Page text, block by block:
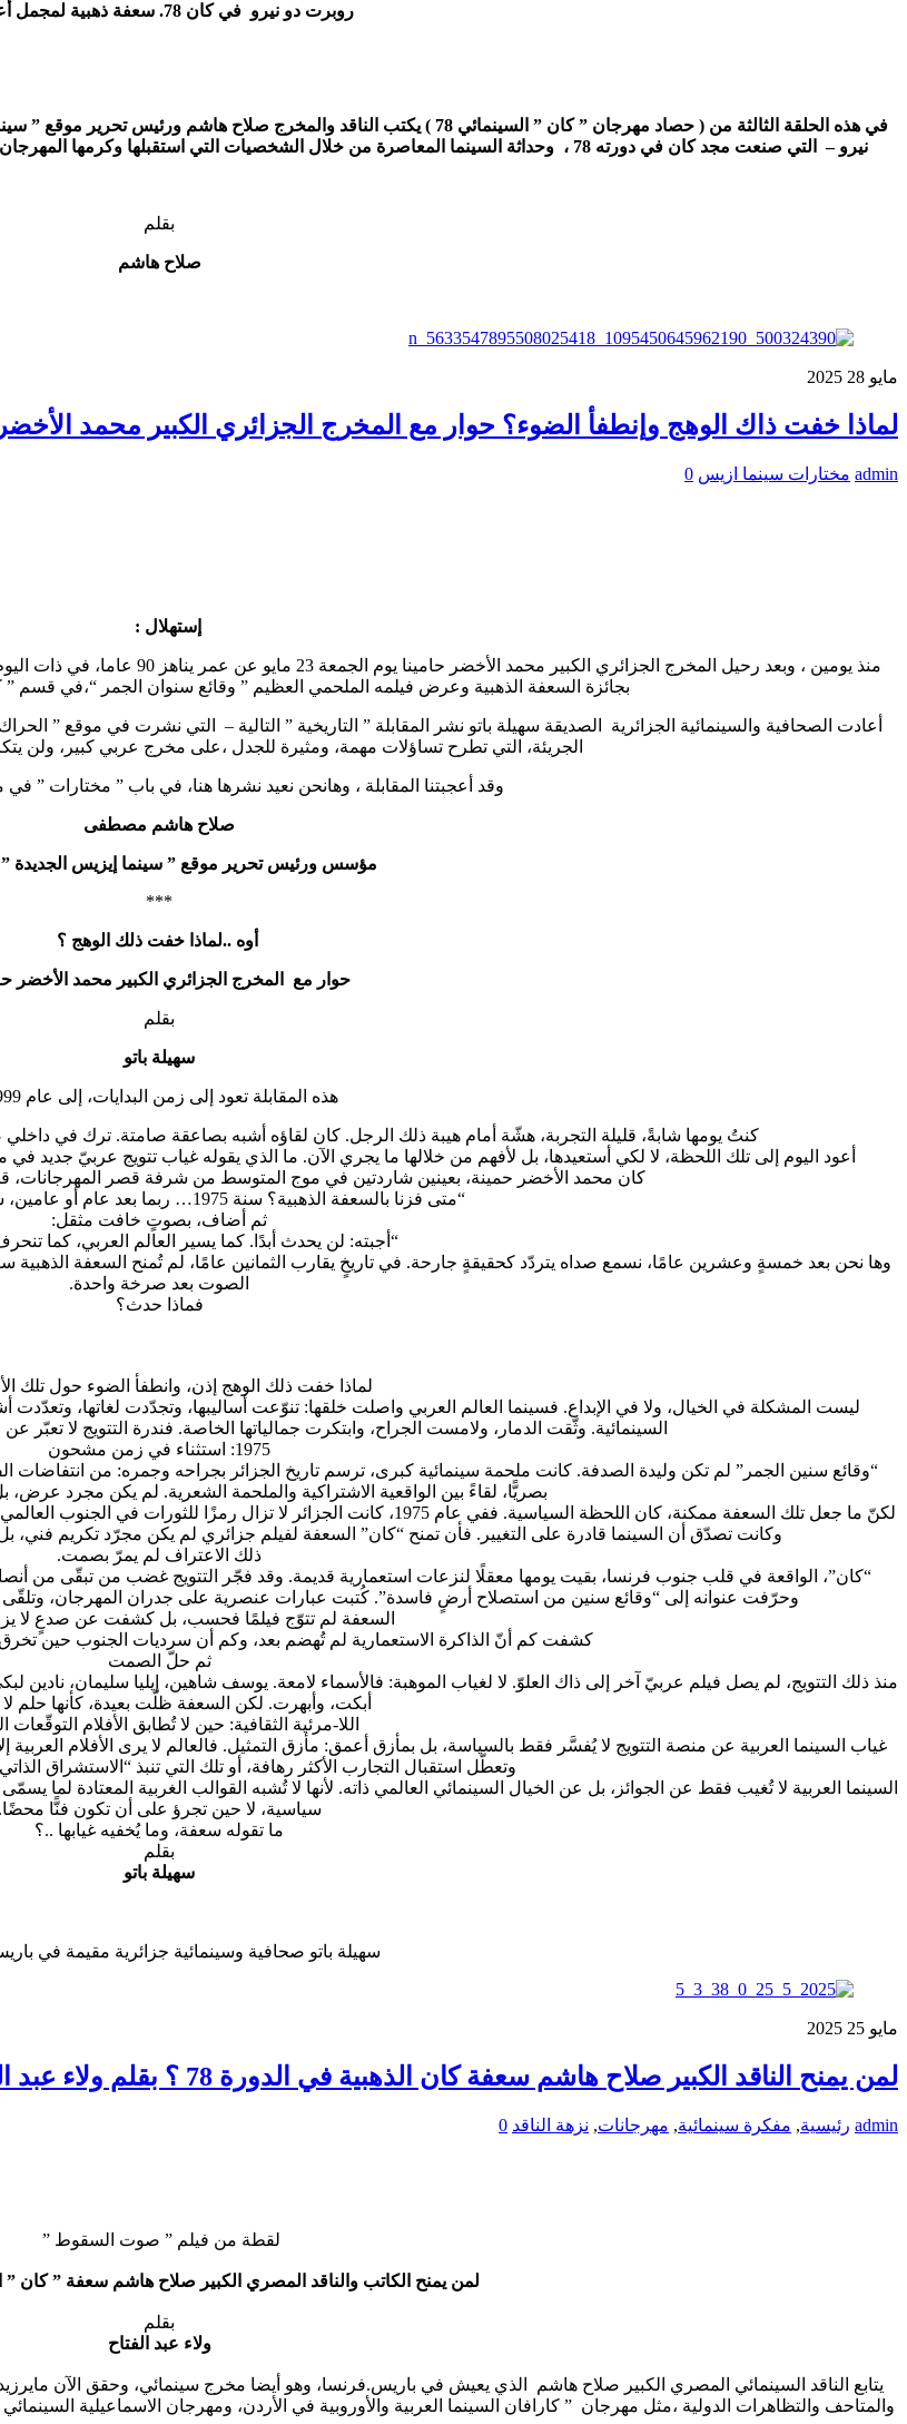
روبرت دو نيرو في كان 78. سعفة ذهبية لمجمل أعماله
في هذه الحلقة الثالثة من ( حصاد مهرجان ” كان ” السينمائي 78 ) يكتب الناقد
نيرو – التي صنعت مجد كان في دورته 78 ، وحداثة السينما المعاصرة من خلال الشخصيات التي استقبلها وكرمها المهرجان ، و الأفلام التي عرضها في علاقتها بالتاريخ، والذاكرة ومشاكل وأزمات عصرنا
بقلم
صلاح هاشم
مايو 28
2025
لماذا خفت ذاك الوهج وإنطفأ الضوء؟ حوار مع المخرج الجزائري الكبير محمد الأخضر
admin مختارات سينما ازيس 0
إستهلال :
بجائزة السعفة الذهبية وعرض فيلمه الملحمي العظيم ” وقائع سنوان الجمر “،في قسم
الجريئة، التي تطرح تساؤلات مهمة، ومثيرة للجدل ،على مخرج عربي كبير، ولن
وقد أعجبتنا المقابلة ، وهانحن نعيد نشرها هنا، في باب ” مختارات ”
صلاح هاشم مصطفى
مؤسس ورئيس تحرير موقع ” سينما إيزيس الجديدة ”
***
أوه ..لماذا خفت ذلك الوهج ؟
حوار مع المخرج الجزائري الكبير محمد الأخضر
بقلم
سهيلة باتو
هذه المقابلة تعود إلى زمن البدايات، إلى عام 1999.
كنتُ يومها شابةً، قليلة التجربة، هشّة أمام هيبة ذلك الرجل. كان لقاؤه أشبه بصاعقة صامتة. ترك في
أعود اليوم إلى تلك اللحظة، لا لكي أستعيدها، بل لأفهم من خلالها ما يجري الآن. ما الذي يقوله غياب تتويج عربيّ جديد
كان محمد الأخضر حمينة، بعينين شاردتين في موج المتوسط من شرفة قصر المهرجانات،
“متى فزنا بالسعفة الذهبية؟ سنة 1975… ربما بعد عام أو عامين، سينالها جزائريّ آخر.”
ثم أضاف، بصوتٍ خافت مثقل:
“أجبته: لن يحدث أبدًا. كما يسير العالم العربي، كما
وها نحن بعد خمسةٍ وعشرين عامًا، نسمع صداه يتردّد كحقيقةٍ جارحة. في تاريخٍ يقارب الثمانين عامًا، لم تُمنح السعفة
الصوت بعد صرخة واحدة.
فماذا حدث؟
لماذا خفت ذلك الوهج إذن، وانطفأ الضوء حول تلك
ليست المشكلة في الخيال، ولا في الإبداع. فسينما العالم العربي واصلت خلقها: تنوّعت أساليبها، وتجدّدت لغاتها، وتعدّدت
السينمائية. وثّقت الدمار، ولامست الجراح، وابتكرت جمالياتها الخاصة. فندرة التتويج لا
1975: استثناء في زمن مشحون
“وقائع سنين الجمر” لم تكن وليدة الصدفة. كانت ملحمة سينمائية كبرى، ترسم تاريخ الجزائر بجراحه وجمره: من انتفاضات
بصريًّا، لقاءً بين الواقعية الاشتراكية والملحمة الشعرية. لم يكن مجرد عرض،
لكنّ ما جعل تلك السعفة ممكنة، كان اللحظة السياسية. ففي عام 1975، كانت
وكانت تصدّق أن السينما قادرة على التغيير. فأن تمنح “كان” السعفة لفيلم جزائري لم يكن مجرّد تكريم
ذلك الاعتراف لم يمرّ بصمت.
“كان”، الواقعة في قلب جنوب فرنسا، بقيت يومها معقلًا لنزعات استعمارية قديمة. وقد فجّر التتويج غضب من تبقّى من
وحرّفت عنوانه إلى “وقائع سنين من استصلاح أرضٍ فاسدة”. كُتبت عبارات عنصرية على جدران المهرجان، وتلقّى
السعفة لم تتوّج فيلمًا فحسب، بل كشفت عن صدعٍ لا
كشفت كم أنّ الذاكرة الاستعمارية لم تُهضم بعد، وكم أن سرديات الجنوب حين
ثم حلّ الصمت
منذ ذلك التتويج، لم يصل فيلم عربيّ آخر إلى ذاك العلوّ. لا لغياب الموهبة: فالأسماء لامعة. يوسف شاهين، إيليا سليمان،
أبكت، وأبهرت. لكن السعفة ظلّت بعيدة، كأنها حلم
اللا-مرئية الثقافية: حين لا تُطابق الأفلام التوقّعات
غياب السينما العربية عن منصة التتويج لا يُفسَّر فقط بالسياسة، بل بمأزق أعمق: مأزق التمثيل. فالعالم لا يرى الأفلام
وتعطّل استقبال التجارب الأكثر رهافة، أو تلك التي تنبذ “الاستشراق
السينما العربية لا تُغيب فقط عن الجوائز، بل عن الخيال السينمائي العالمي ذاته. لأنها لا تُشبه القوالب الغربية المعتادة لما
سياسية، لا حين تجرؤ على أن تكون فنًّا محضًا.
ما تقوله سعفة، وما يُخفيه غيابها ..؟
بقلم
سهيلة باتو
سهيلة باتو صحافية وسينمائية جزائرية مقيمة في
مايو 25
2025
لمن يمنح الناقد الكبير صلاح هاشم سعفة كان الذهبية في الدورة 78 ؟ بقلم ولاء عبد الفتاح
admin رئيسية, مفكرة سينمائية, مهرجانات, نزهة الناقد 0
لقطة من فيلم ” صوت السقوط ”
لمن يمنح الكاتب والناقد المصري الكبير صلاح هاشم سعفة ” كان ”
بقلم
ولاء عبد الفتاح
والمتاحف والتظاهرات الدولية ،مثل مهرجان ” كارافان السينما العربية والأوروبية في الأردن، ومهرجان الاسماعيلية